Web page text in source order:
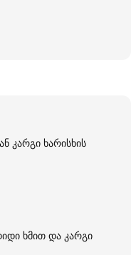
კარგი ხარისხის
ხმით და კარგი